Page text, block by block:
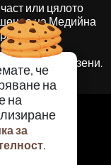
че
на
на
за
.
или цялото
на Медийна
права запазени.